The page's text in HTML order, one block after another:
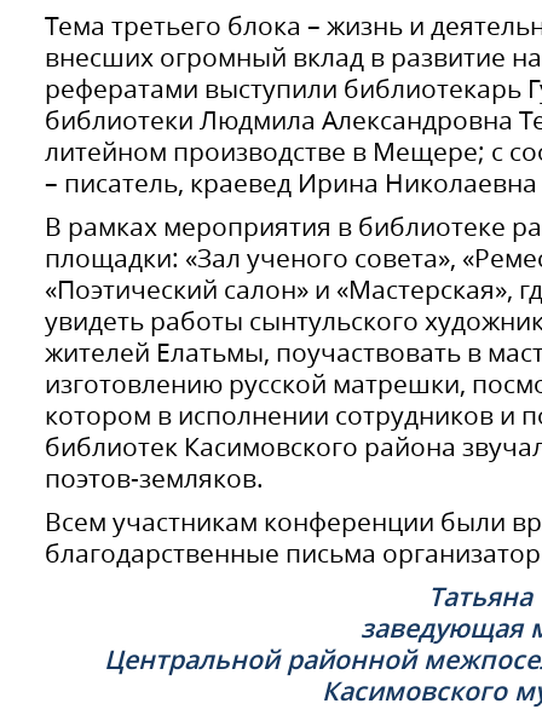
Тема третьего блока – жизнь и
внесших огромный вклад в развитие
рефератами выступили библиотекарь
библиотеки Людмила Александровна
литейном производстве в Мещере; с
– писатель, краевед Ирина
В рамках мероприятия в библиотеке
площадки: «Зал ученого совета»,
«Поэтический салон» и «Мастерская»,
увидеть работы сынтульского
жителей Елатьмы, поучаствовать в
изготовлению русской матрешки,
котором в исполнении сотрудников и
библиотек Касимовского района
поэтов-земляков.
Всем участникам конференции были
благодарственные письма
заведующая
Центральной районной
Касимовского